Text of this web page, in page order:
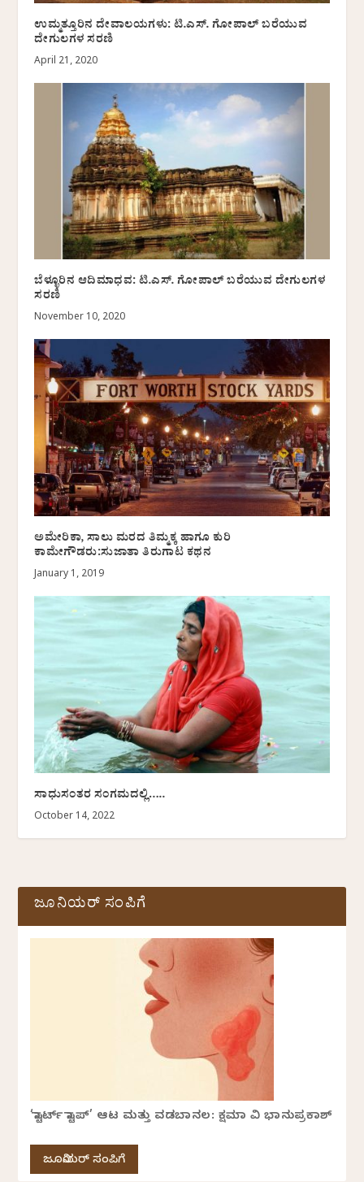
ಉಮ್ಮತ್ತೂರಿನ ದೇವಾಲಯಗಳು: ಟಿ.ಎಸ್. ಗೋಪಾಲ್ ಬರೆಯುವ
ದೇಗುಲಗಳ ಸರಣಿ
April 21, 2020
ಬೆಳ್ಳೂರಿನ ಆದಿಮಾಧವ: ಟಿ.ಎಸ್. ಗೋಪಾಲ್ ಬರೆಯುವ ದೇಗುಲಗಳ
ಸರಣಿ
November 10, 2020
ಅಮೇರಿಕಾ, ಸಾಲು ಮರದ ತಿಮ್ಮಕ್ಕ ಹಾಗೂ ಕುರಿ
ಕಾಮೇಗೌಡರು:ಸುಜಾತಾ ತಿರುಗಾಟ ಕಥನ
January 1, 2019
ಸಾಧುಸಂತರ ಸಂಗಮದಲ್ಲಿ…..
October 14, 2022
ಜೂನಿಯರ್ ಸಂಪಿಗೆ
‘ಸ್ಟಾರ್ಟ್ ಸ್ಟಾಪ್’ ಆಟ ಮತ್ತು ವಡಬಾನಲ: ಕ್ಷಮಾ ವಿ ಭಾನುಪ್ರಕಾಶ್
ಜೂನಿಯರ್ ಸಂಪಿಗೆ